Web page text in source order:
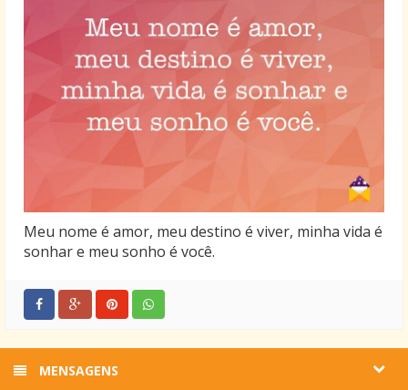
Meu nome é amor, meu destino é viver, minha vida é
sonhar e meu sonho é você.
MENSAGENS